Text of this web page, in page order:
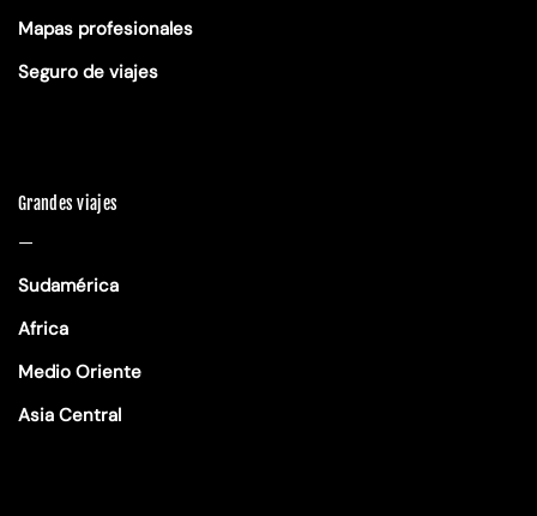
Mapas profesionales
Seguro de viajes
Grandes viajes
—
Sudamérica
Africa
Medio Oriente
Asia Central